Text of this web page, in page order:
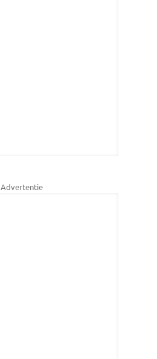
Advertentie